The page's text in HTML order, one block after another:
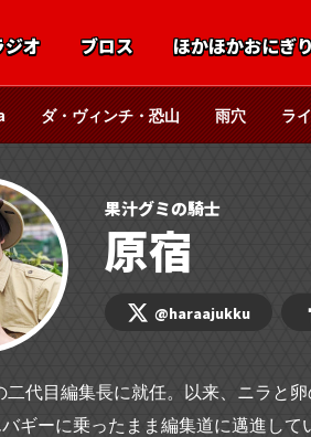
ジオ ブロス ほかほかおにぎ
ダ・ヴィンチ・恐山 雨穴 ラ
果汁グミの騎士
原宿
@haraajukku
代目編集長に就任。以来、ニラと
ギーに乗ったまま編集道に邁進して